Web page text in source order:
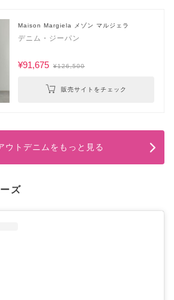
Maison Margiela メゾン マルジェラ
デニム・ジーパン
¥91,675 ¥126,500
販売サイトをチェック
ウトデニムをもっと見る
ズ